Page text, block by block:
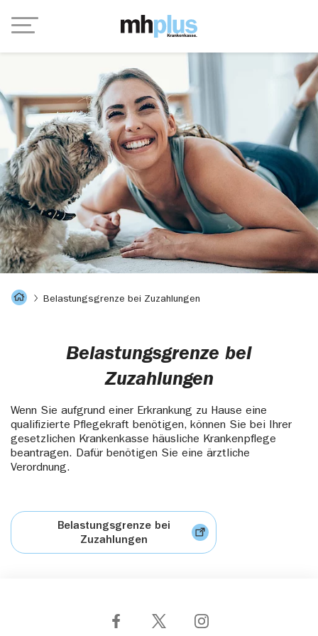
Navigation
OZG-Portal
Belastungsgrenze bei Zuzahlungen
Belastungsgrenze bei
Zuzahlungen
Wenn Sie aufgrund einer Erkrankung zu Hause eine
qualifizierte Pflegekraft benötigen, können Sie bei Ihrer
gesetzlichen Krankenkasse häusliche Krankenpflege
beantragen. Dafür benötigen Sie eine ärztliche
Verordnung.
Belastungsgrenze bei
Zuzahlungen